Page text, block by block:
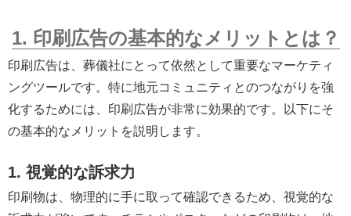
1. 印刷広告の基本的なメリットとは？
印刷広告は、葬儀社にとって依然として重要なマーケティ
ングツールです。特に地元コミュニティとのつながりを強
化するためには、印刷広告が非常に効果的です。以下にそ
の基本的なメリットを説明します。
1. 視覚的な訴求力
印刷物は、物理的に手に取って確認できるため、視覚的な